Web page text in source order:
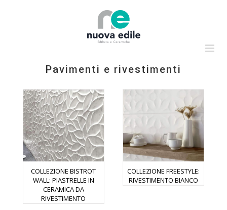
Pavimenti e rivestimenti
COLLEZIONE BISTROT
WALL: PIASTRELLE IN
CERAMICA DA
RIVESTIMENTO
COLLEZIONE FREESTYLE:
RIVESTIMENTO BIANCO